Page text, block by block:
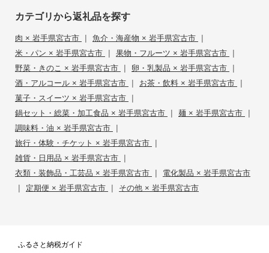
カテゴリから返礼品を探す
肉 × 岩手県宮古市 | 魚介・海産物 × 岩手県宮古市 |
米・パン × 岩手県宮古市 | 果物・フルーツ × 岩手県宮古市 |
野菜・きのこ × 岩手県宮古市 | 卵・乳製品 × 岩手県宮古市 |
酒・アルコール × 岩手県宮古市 | お茶・飲料 × 岩手県宮古市 |
菓子・スイーツ × 岩手県宮古市 |
鍋セット・総菜・加工食品 × 岩手県宮古市 | 麺 × 岩手県宮古市 |
調味料・油 × 岩手県宮古市 |
旅行・体験・チケット × 岩手県宮古市 |
雑貨・日用品 × 岩手県宮古市 |
衣類・装飾品・工芸品 × 岩手県宮古市 | 電化製品 × 岩手県宮古市
| 定期便 × 岩手県宮古市 | その他 × 岩手県宮古市
ふるさと納税ガイド